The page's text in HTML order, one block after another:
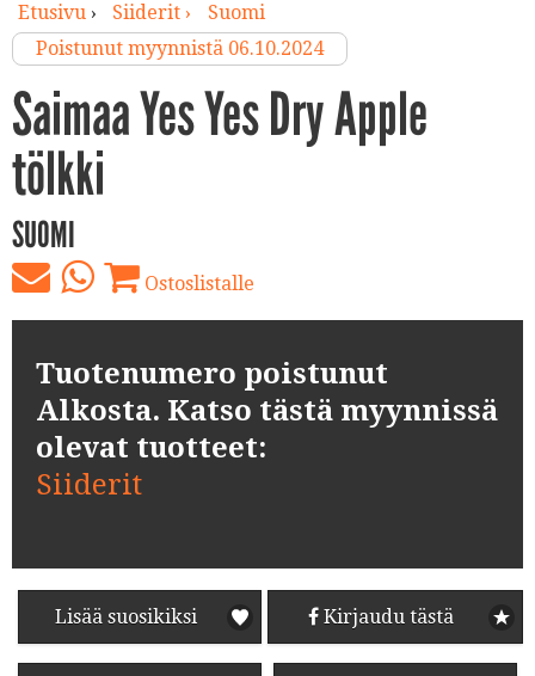
Etusivu› Siiderit ›
Suomi
Poistunut myynnistä 06.10.2024
Saimaa Yes Yes Dry Apple
tölkki
SUOMI
Ostoslistalle
Tuotenumero poistunut
Alkosta. Katso tästä myynnissä
olevat tuotteet:
Siiderit
Lisää suosikiksi Kirjaudu tästä